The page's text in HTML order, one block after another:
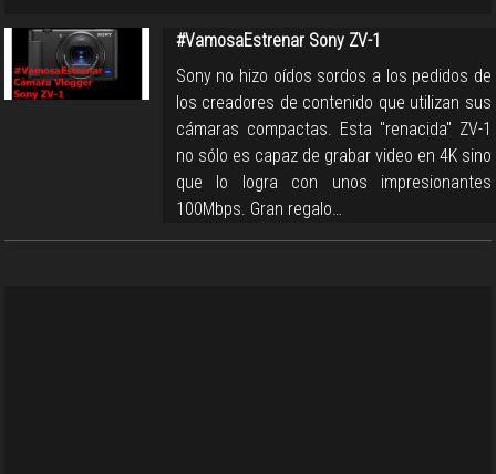
#VamosaEstrenar Sony ZV-1
Sony no hizo oídos sordos a los pedidos de
los creadores de contenido que utilizan sus
cámaras compactas. Esta "renacida" ZV-1
no sólo es capaz de grabar video en 4K sino
que lo logra con unos impresionantes
100Mbps. Gran regalo…